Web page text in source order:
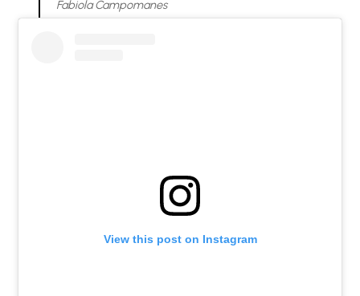
Fabiola Campomanes
View this post on Instagram